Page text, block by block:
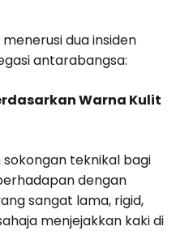
dua insiden
antarabangsa:
Warna Kulit
teknikal bagi
dengan
sangat lama, rigid,
menjejakkan kaki di